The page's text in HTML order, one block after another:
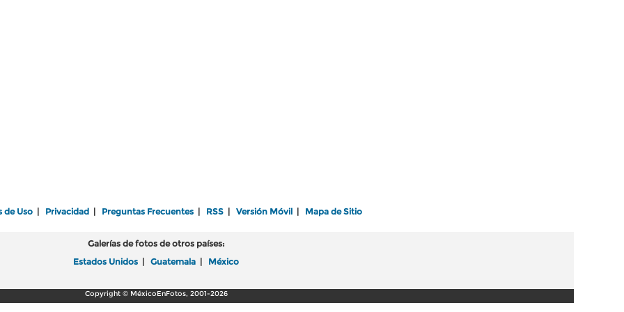
de Uso Privacidad Preguntas Frecuentes RSS Versión Móvil Mapa de Sitio
Galerías de fotos de otros países:
Estados Unidos
Guatemala México
Copyright © MéxicoEnFotos, 2001-2026